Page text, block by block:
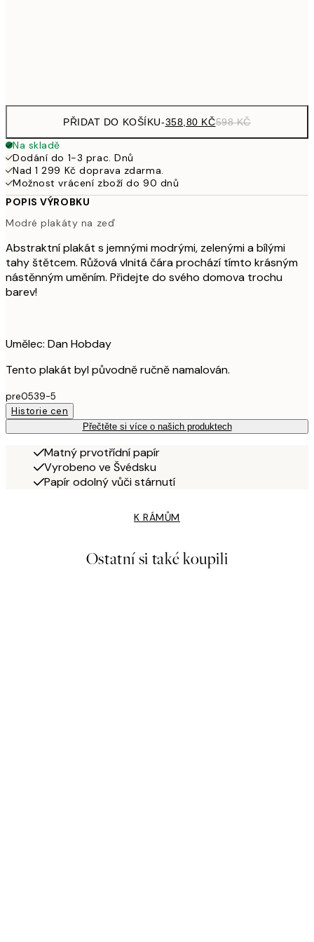
PŘIDAT DO KOŠÍKU-358,80 KČ598 KČ
Na skladě
Dodání do 1-3 prac. Dnů
Nad 1 299 Kč doprava zdarma.
Možnost vrácení zboží do 90 dnů
POPIS VÝROBKU
Modré plakáty na zeď
Abstraktní plakát s jemnými modrými, zelenými a bílými
tahy štětcem. Růžová vlnitá čára prochází tímto krásným
nástěnným uměním. Přidejte do svého domova trochu
barev!
Umělec: Dan Hobday
Tento plakát byl původně ručně namalován.
pre0539-5
Historie cen
Přečtěte si více o našich produktech
Matný prvotřídní papír
Vyrobeno ve Švédsku
Papír odolný vůči stárnutí
K RÁMŮM
Ostatní si také koupili